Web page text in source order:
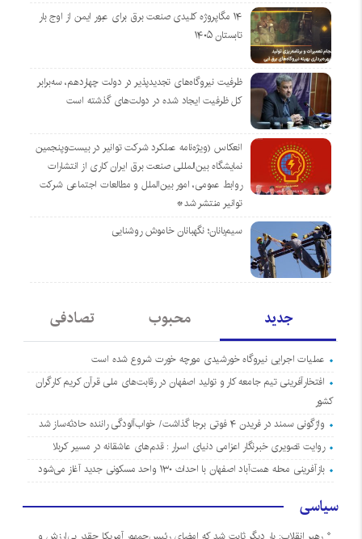
۱۴ مگاپروژه‌ کلیدی صنعت برق برای عبور ایمن از اوج بار
تابستان ۱۴۰۵
ظرفیت نیروگاه‌های تجدیدپذیر در دولت چهاردهم، سه‌برابر
کل ظرفیت ایجاد شده در دولت‌های گذشته است
انعکاس (ویژه‌نامه عملکرد شرکت توانیر در بیست‌وپنجمین
نمایشگاه بین‌المللی صنعت برق ایران کاری از انتشارات
روابط عمومی، امور بین‌الملل و مطالعات اجتماعی شرکت
توانیر منتشر شد*
سیم‌بانان؛ نگهبانان خاموش روشنایی
جدید محبوب تصادفی
عملیات اجرایی نیروگاه خورشیدی مورچه خورت شروع شده است
افتخارآفرینی تیم جامعه کار و تولید اصفهان در رقابت‌های ملی قرآن کریم کارگران
کشور
واژگونی سمند در فریدن ۴ فوتی برجا گذاشت/ خواب‌آلودگی راننده حادثه‌ساز شد
روایت تصویری خبرنگار اعزامی دنیای اسرار : قدم‌های عاشقانه در مسیر کربلا
بازآفرینی محله همت‌آباد اصفهان با احداث ۱۳۰ واحد مسکونی جدید آغاز می‌شود
سیاسی